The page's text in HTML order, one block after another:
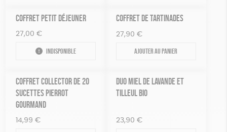
COFFRET PETIT DÉJEUNER
27,00 €
Indisponible
COFFRET DE TARTINADES
27,90 €
Ajouter au panier
COFFRET COLLECTOR DE 20
SUCETTES PIERROT
GOURMAND
14,99 €
DUO MIEL DE LAVANDE ET
TILLEUL BIO
23,90 €